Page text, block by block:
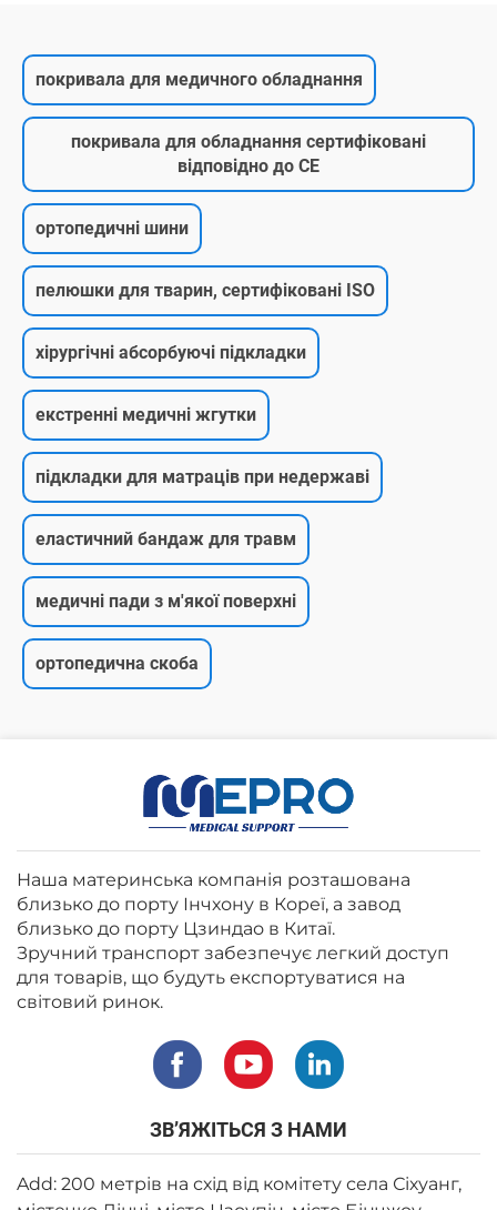
покривала для медичного обладнання
покривала для обладнання сертифіковані
відповідно до CE
ортопедичні шини
пелюшки для тварин, сертифіковані ISO
хірургічні абсорбуючі підкладки
екстренні медичні жгутки
підкладки для матраців при недержаві
еластичний бандаж для травм
медичні пади з м'якої поверхні
ортопедична скоба
Наша материнська компанія розташована
близько до порту Інчхону в Кореї, а завод
близько до порту Цзиндао в Китаї.
Зручний транспорт забезпечує легкий доступ
для товарів, що будуть експортуватися на
світовий ринок.
ЗВ’ЯЖІТЬСЯ З НАМИ
Add: 200 метрів на схід від комітету села Сіхуанг,